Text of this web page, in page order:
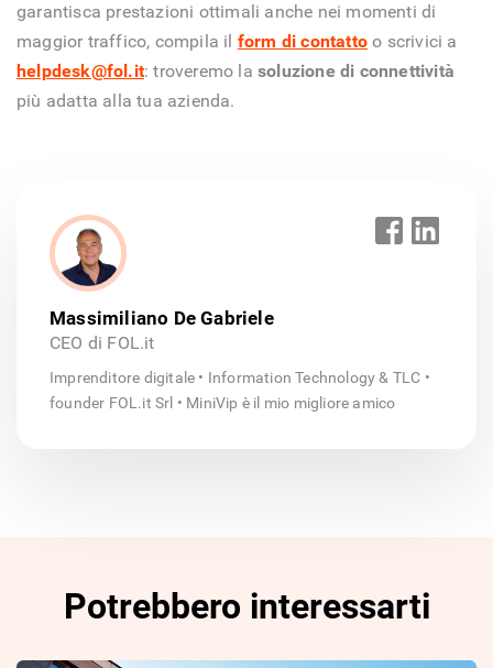
garantisca prestazioni ottimali anche nei momenti di
maggior traffico, compila il form di contatto o scrivici a
helpdesk@fol.it: troveremo la soluzione di connettività
più adatta alla tua azienda.
Massimiliano De Gabriele
CEO di FOL.it
Imprenditore digitale • Information Technology & TLC •
founder FOL.it Srl • MiniVip è il mio migliore amico
Potrebbero interessarti